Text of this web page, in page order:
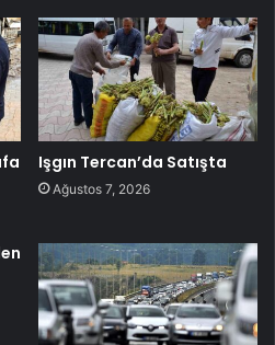
Işgın Tercan’da Satışta
Ağustos 7, 2026